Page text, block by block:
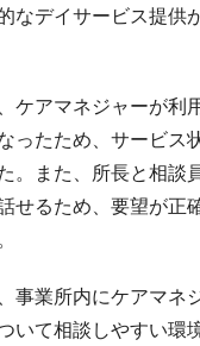
なデイサービス提供
ケアマネジャーが利
ったため、サービス
。また、所長と相談
せるため、要望が正
事業所内にケアマネ
いて相談しやすい環